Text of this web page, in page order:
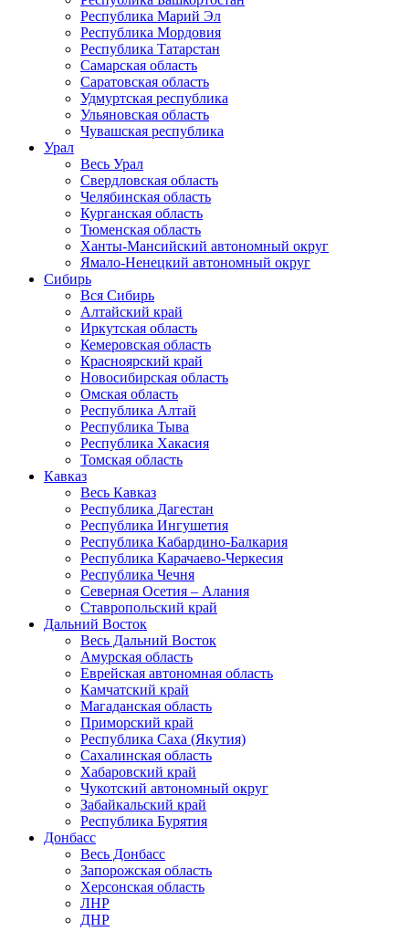
Республика Марий Эл
Республика Мордовия
Республика Татарстан
Самарская область
Саратовская область
Удмуртская республика
Ульяновская область
Чувашская республика
Урал
Весь Урал
Свердловская область
Челябинская область
Курганская область
Тюменская область
Ханты-Мансийский автономный округ
Ямало-Ненецкий автономный округ
Сибирь
Вся Сибирь
Алтайский край
Иркутская область
Кемеровская область
Красноярский край
Новосибирская область
Омская область
Республика Алтай
Республика Тыва
Республика Хакасия
Томская область
Кавказ
Весь Кавказ
Республика Дагестан
Республика Ингушетия
Республика Кабардино-Балкария
Республика Карачаево-Черкесия
Республика Чечня
Северная Осетия – Алания
Ставропольский край
Дальний Восток
Весь Дальний Восток
Амурская область
Еврейская автономная область
Камчатский край
Магаданская область
Приморский край
Республика Саха (Якутия)
Сахалинская область
Хабаровский край
Чукотский автономный округ
Забайкальский край
Республика Бурятия
Донбасс
Весь Донбасс
Запорожская область
Херсонская область
ЛНР
ДНР